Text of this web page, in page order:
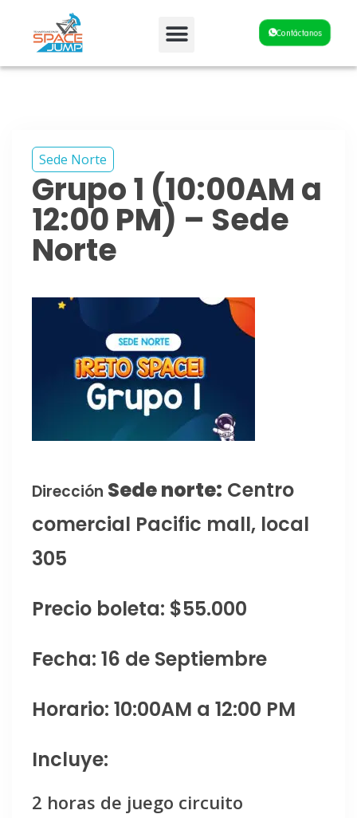
Contáctanos
Sede Norte
Grupo 1 (10:00AM a
12:00 PM) – Sede
Norte
Dirección Sede norte: Centro
comercial Pacific mall, local
305
Precio boleta: $55.000
Fecha: 16 de Septiembre
Horario: 10:00AM a 12:00 PM
Incluye:
2 horas de juego circuito